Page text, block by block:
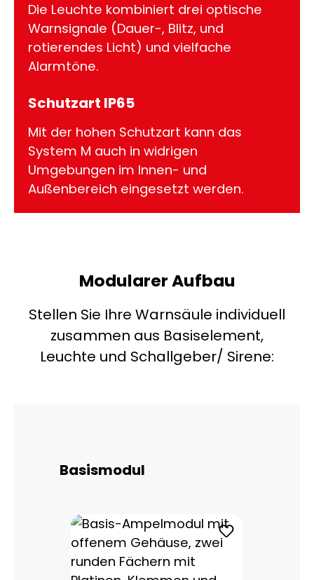
Die Leuchte kombiniert drei optische
Warnsignale (Dauer-, Blitz, und
rotierendes Licht) und vielfache
Alarmtöne.
Schutzart IP65
Mit der hohen Schutzart kann das
System M auch in widrigen
Umgebungen im Innen- und
Außenbereich eingesetzt werden.
Modularer Aufbau
Stellen Sie Ihre Warnsäule individuell
zusammen aus Basiselement,
Leuchte und Schallgeber/ Sirene:
Produktgalerie überspringen
Basismodul